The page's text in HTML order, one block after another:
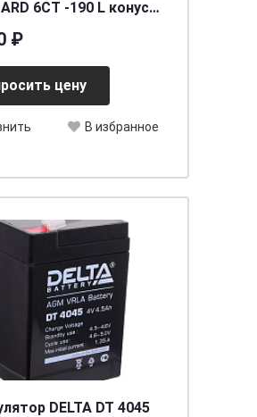
6СТ -190 L конус
1300]
₽
цену
В избранное
DELTA DT 4045